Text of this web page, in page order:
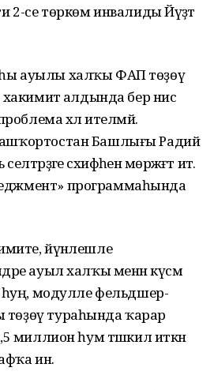
2-се төркөм инвалиды Йәүҙәт
ауылы халҡы ФАП төҙөү
хакимиәт алдында бер нисә
хәл ителмәй.
Башлығы Радий
сәхифәһенә мөрәжәғәт итә.
программаһында
йүнәлешле
ауыл халҡы менән күсмә
һуң, модулле фельдшер-
тураһында ҡарар
миллион һум тәшкил иткән
инә.